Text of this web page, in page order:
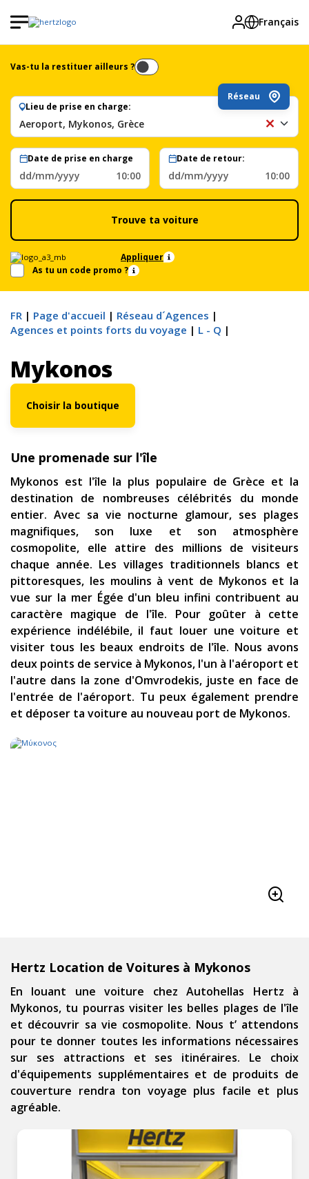
Français
Vas-tu la restituer ailleurs ?
Lieu de prise en charge:
Réseau
Aeroport, Mykonos, Grèce
Date de prise en charge
dd/mm/yyyy 10:00
Date de retour:
dd/mm/yyyy 10:00
Trouve ta voiture
As tu un code promo ?
Appliquer
FR Page d'accueil
Réseau d´Agences
Agences et points forts du voyage
L - Q
Mykonos
Choisir la boutique
Une promenade sur l'île
Mykonos est l'île la plus populaire de Grèce et la
destination de nombreuses célébrités du monde
entier. Avec sa vie nocturne glamour, ses plages
magnifiques, son luxe et son atmosphère
cosmopolite, elle attire des millions de visiteurs
chaque année. Les villages traditionnels blancs et
pittoresques, les moulins à vent de Mykonos et la
vue sur la mer Égée d'un bleu infini contribuent au
caractère magique de l'île. Pour goûter à cette
expérience indélébile, il faut louer une voiture et
visiter tous les beaux endroits de l'île. Nous avons
deux points de service à Mykonos, l'un à l'aéroport et
l'autre dans la zone d'Omvrodekis, juste en face de
l'entrée de l'aéroport. Tu peux également prendre
et déposer ta voiture au nouveau port de Mykonos.
Hertz Location de Voitures à Mykonos
En louant une voiture chez Autohellas Hertz à
Mykonos, tu pourras visiter les belles plages de l'île
et découvrir sa vie cosmopolite. Nous t’ attendons
pour te donner toutes les informations nécessaires
sur ses attractions et ses itinéraires. Le choix
d'équipements supplémentaires et de produits de
couverture rendra ton voyage plus facile et plus
agréable.